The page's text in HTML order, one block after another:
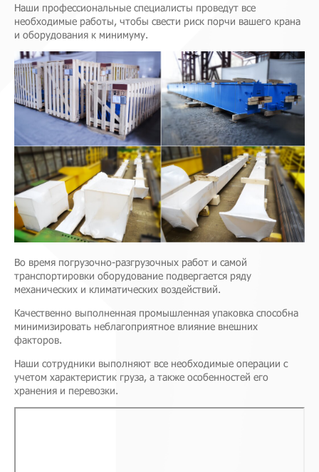
Наши профессиональные специалисты проведут все
необходимые работы, чтобы свести риск порчи вашего крана
и оборудования к минимуму.
Во время погрузочно-разгрузочных работ и самой
транспортировки оборудование подвергается ряду
механических и климатических воздействий.
Качественно выполненная промышленная упаковка способна
минимизировать неблагоприятное влияние внешних
факторов.
Наши сотрудники выполняют все необходимые операции с
учетом характеристик груза, а также особенностей его
хранения и перевозки.